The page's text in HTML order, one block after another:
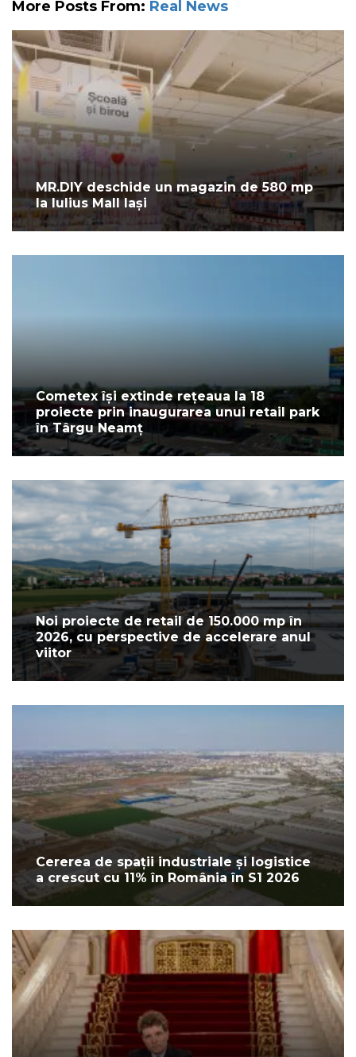
More Posts From: Real News
MR.DIY deschide un magazin de 580 mp
la Iulius Mall Iași
Cometex își extinde rețeaua la 18
proiecte prin inaugurarea unui retail park
în Târgu Neamț
Noi proiecte de retail de 150.000 mp în
2026, cu perspective de accelerare anul
viitor
Cererea de spații industriale și logistice
a crescut cu 11% în România în S1 2026